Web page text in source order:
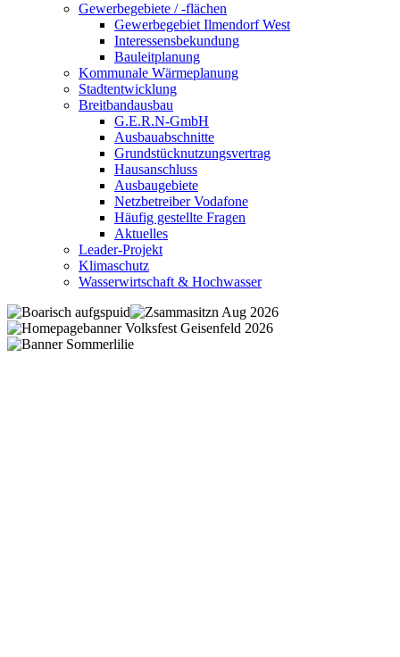
Gewerbegebiete / -flächen
Gewerbegebiet Ilmendorf West
Interessensbekundung
Bauleitplanung
Kommunale Wärmeplanung
Stadtentwicklung
Breitbandausbau
G.E.R.N-GmbH
Ausbauabschnitte
Grundstücknutzungsvertrag
Hausanschluss
Ausbaugebiete
Netzbetreiber Vodafone
Häufig gestellte Fragen
Aktuelles
Leader-Projekt
Klimaschutz
Wasserwirtschaft & Hochwasser